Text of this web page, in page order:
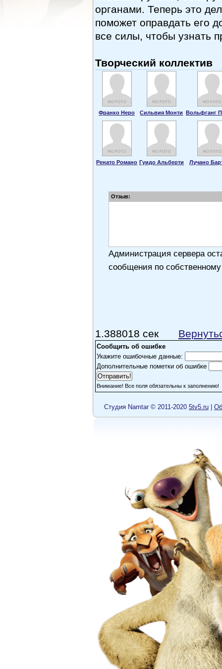
органами. Теперь это
поможет оправдать его
все силы, чтобы узнать
Творческий коллектив
Франко Неро Сильвия Монти Вольфганг
Ренато Романо Гуидо Альберти Лучано
Отзыв:
Администрация сервера
сообщения по
1.388018 сек
Сообщить об ошибке
Укажите ошибочные данные:
Дополнительные пометки об ошибке
Внимание! Все поля обязательны к заполнению!
Cтудия Namtar © 2011-2020 5tv5.ru